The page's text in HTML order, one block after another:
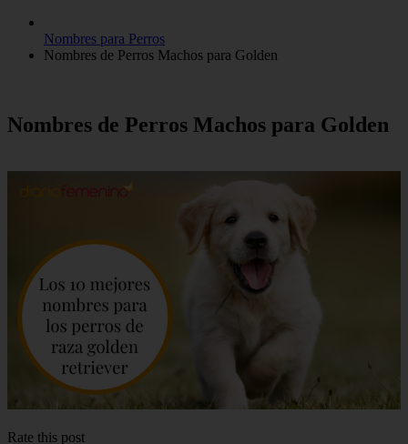
Nombres para Perros
Nombres de Perros Machos para Golden
Nombres de Perros Machos para Golden
Rate this post